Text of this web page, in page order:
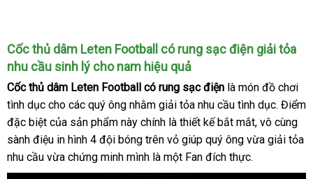
Cốc thủ dâm Leten Football có rung sạc điện giải tỏa
nhu cầu sinh lý cho nam hiệu quả
Cốc thủ dâm Leten Football có rung sạc điện là món đồ chơi
tình dục cho ăn
trộm
các quý ông tư
vấn
nhằm giải tỏa nhu cầu tình dụcăn
trộm
. Điểm
dịch
vụ
đặc biệt mua
hàng
của sản phẩm này chính là thiết kế bắt mắtshowroom
, vô cùng
sành điệu in hình 4 đội bóng trên vỏ giúp quý ông vừa giải tỏa
nhu cầu vừa chứng minh mình là một Fan đích thực.